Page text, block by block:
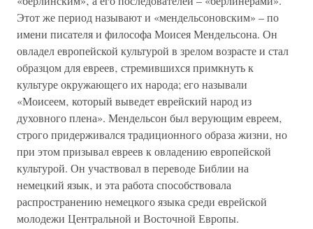
Этот же период называют и «мендельсоновским» – по
имени писателя и философа Моисея Мендельсона. Он
овладел европейской культурой в зрелом возрасте и стал
образцом для евреев‚ стремившихся примкнуть к
культуре окружающего их народа; его называли
«Моисеем‚ который выведет еврейский народ из
духовного плена». Мендельсон был верующим евреем‚
строго придерживался традиционного образа жизни‚ но
при этом призывал евреев к овладению европейской
культурой. Он участвовал в переводе Библии на
немецкий язык‚ и эта работа способствовала
распространению немецкого языка среди еврейской
молодежи Центральной и Восточной Европы.